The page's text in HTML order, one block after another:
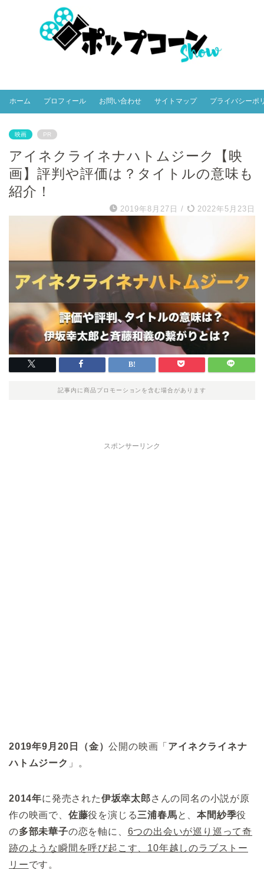
ホーム プロフィール お問い合わせ サイトマップ プライバシーポ
映画 PR
アイネクライネナハトムジーク【映
画】評判や評価は？タイトルの意味も
紹介！
2019年8月27日 / 2022年5月23日
記事内に商品プロモーションを含む場合があります
スポンサーリンク
2019年9月20日（金）公開の映画「 アイネクライネナ
ハトムジーク 」。
2014年に発売された伊坂幸太郎さんの同名の小説が原
作の映画で、 佐藤役を演じる三浦春馬と、本間紗季役
の多部未華子の恋を軸に、 6つの出会いが巡り巡って奇
跡のような瞬間を呼び起こす、10年越しのラブストー
リーです。